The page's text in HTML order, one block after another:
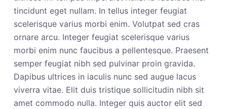
tincidunt eget nullam. In tellus integer feugiat
scelerisque varius morbi enim. Volutpat sed cras
ornare arcu. Integer feugiat scelerisque varius
morbi enim nunc faucibus a pellentesque. Praesent
semper feugiat nibh sed pulvinar proin gravida.
Dapibus ultrices in iaculis nunc sed augue lacus
viverra vitae. Elit duis tristique sollicitudin nibh sit
amet commodo nulla. Integer quis auctor elit sed